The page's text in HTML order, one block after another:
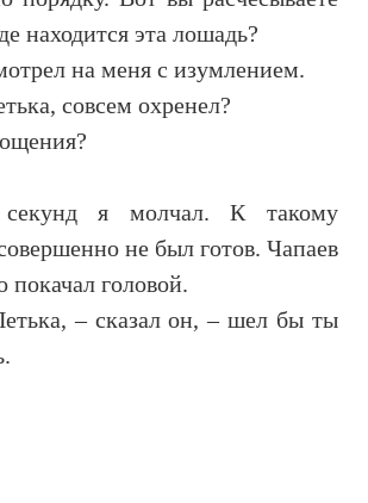
находится эта лошадь?
на меня с изумлением.
совсем охренел?
секунд я молчал. К такому
не был готов. Чапаев
покачал головой.
– сказал он, – шел бы ты